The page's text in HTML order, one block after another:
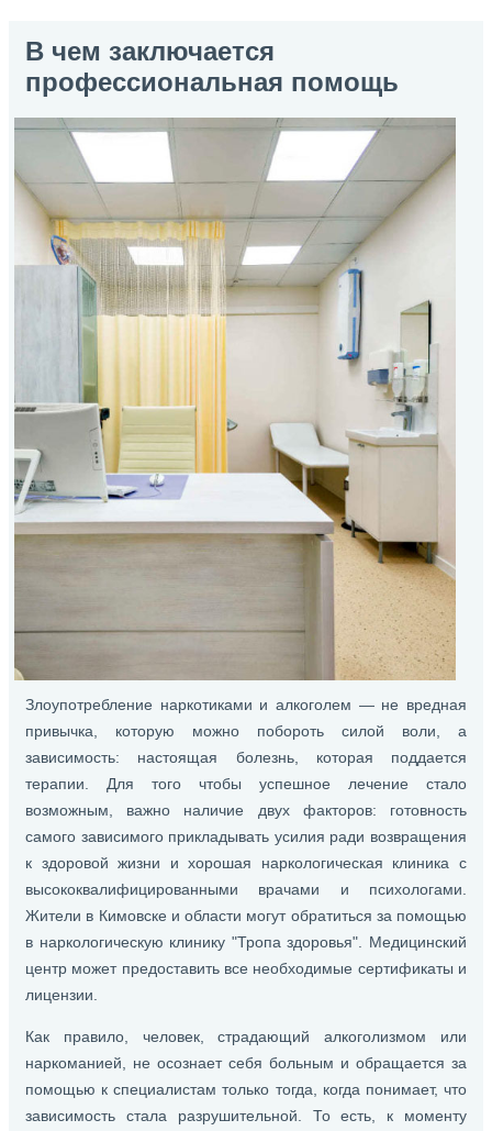
В чем заключается
профессиональная помощь
Злоупотребление наркотиками и алкоголем — не вредная
привычка, которую можно побороть силой воли, а
зависимость: настоящая болезнь, которая поддается
терапии. Для того чтобы успешное лечение стало
возможным, важно наличие двух факторов: готовность
самого зависимого прикладывать усилия ради возвращения
к здоровой жизни и хорошая наркологическая клиника с
высококвалифицированными врачами и психологами.
Жители в Кимовске и области могут обратиться за помощью
в наркологическую клинику "Тропа здоровья". Медицинский
центр может предоставить все необходимые сертификаты и
лицензии.
Как правило, человек, страдающий алкоголизмом или
наркоманией, не осознает себя больным и обращается за
помощью к специалистам только тогда, когда понимает, что
зависимость стала разрушительной. То есть, к моменту